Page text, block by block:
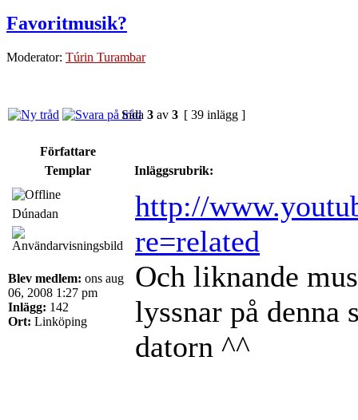
Favoritmusik?
Moderator: Túrin Turambar
Sida 3 av 3 [ 39 inlägg ]
Författare
Templar
Inläggsrubrik:
Dúnadan
Blev medlem: ons aug
06, 2008 1:27 pm
Inlägg: 142
Ort: Linköping
http://
re=related
Och liknande
lyssnar på denna
datorn ^^